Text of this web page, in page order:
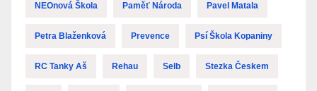
NEOnová Škola Paměť Národa Pavel Matala
Petra Blaženková Prevence Psí Škola Kopaniny
RC Tanky Aš Rehau Selb Stezka Českem